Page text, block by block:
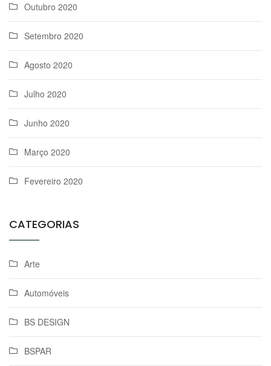
Outubro 2020
Setembro 2020
Agosto 2020
Julho 2020
Junho 2020
Março 2020
Fevereiro 2020
CATEGORIAS
Arte
Automóveis
BS DESIGN
BSPAR